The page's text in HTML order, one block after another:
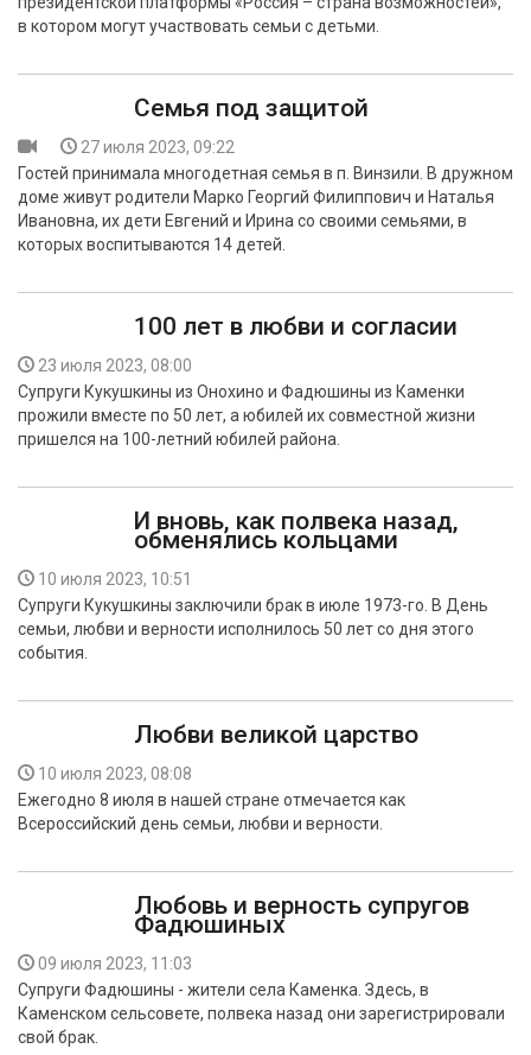
в котором могут участвовать семьи с детьми.
Семья под защитой
27 июля 2023, 09:22
Гостей принимала многодетная семья в п. Винзили. В дружном
доме живут родители Марко Георгий Филиппович и Наталья
Ивановна, их дети Евгений и Ирина со своими семьями, в
которых воспитываются 14 детей.
100 лет в любви и согласии
23 июля 2023, 08:00
Супруги Кукушкины из Онохино и Фадюшины из Каменки
прожили вместе по 50 лет, а юбилей их совместной жизни
пришелся на 100-летний юбилей района.
И вновь, как полвека назад,
обменялись кольцами
10 июля 2023, 10:51
Супруги Кукушкины заключили брак в июле 1973-го. В День
семьи, любви и верности исполнилось 50 лет со дня этого
события.
Любви великой царство
10 июля 2023, 08:08
Ежегодно 8 июля в нашей стране отмечается как
Всероссийский день семьи, любви и верности.
Любовь и верность супругов
Фадюшиных
09 июля 2023, 11:03
Супруги Фадюшины - жители села Каменка. Здесь, в
Каменском сельсовете, полвека назад они зарегистрировали
свой брак.